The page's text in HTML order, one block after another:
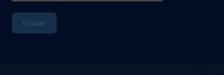
Enviar